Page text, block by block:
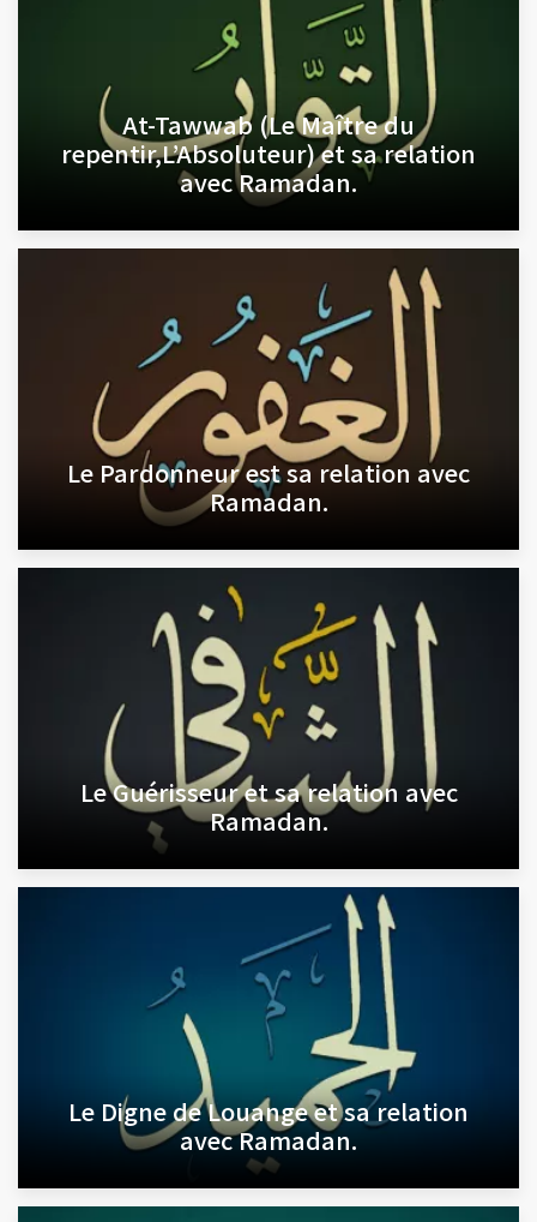
At-Tawwab (Le Maître du
repentir,L’Absoluteur) et sa relation
avec Ramadan.
Le Pardonneur est sa relation avec
Ramadan.
Le Guérisseur et sa relation avec
Ramadan.
Le Digne de Louange et sa relation
avec Ramadan.